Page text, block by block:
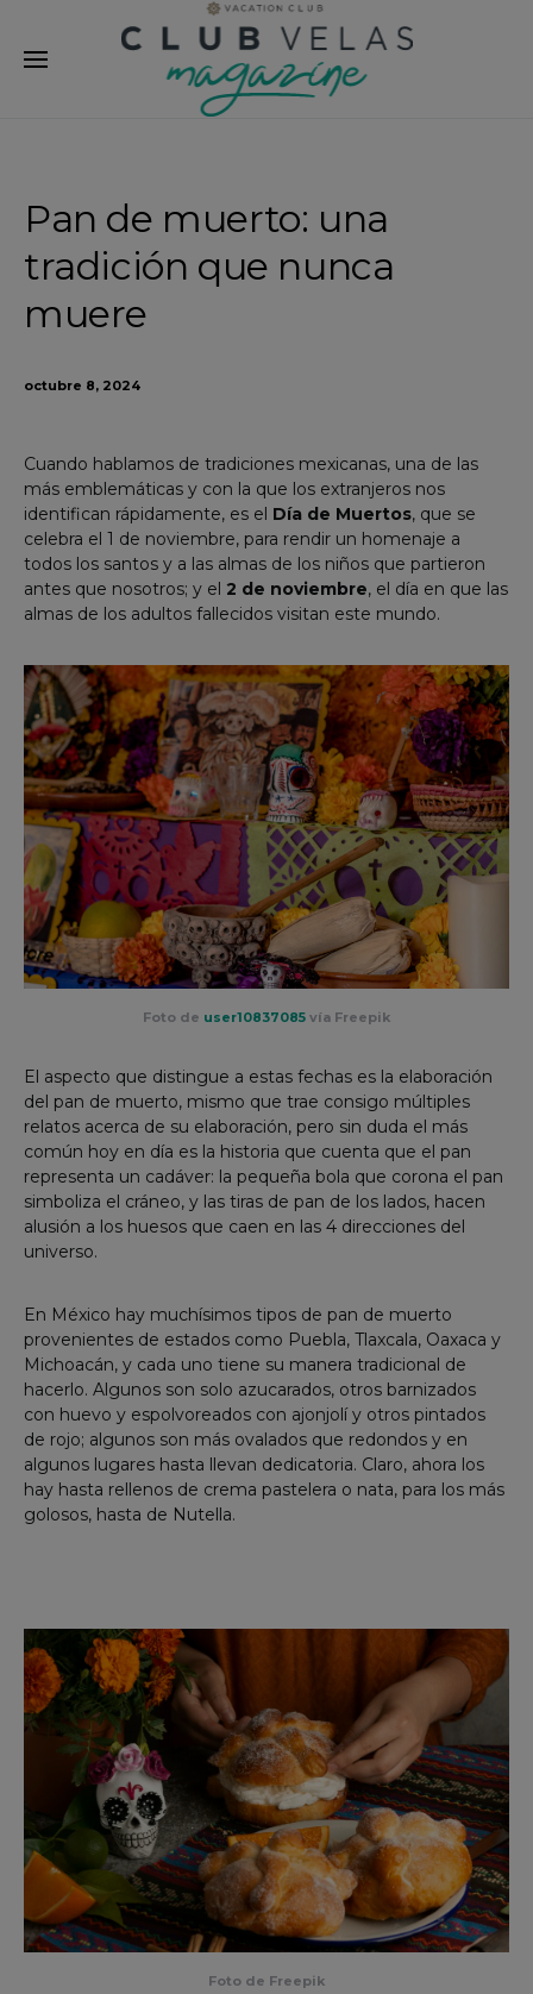
Pan de muerto: una
tradición que nunca
muere
octubre 8, 2024
Cuando hablamos de tradiciones mexicanas, una de las
más emblemáticas y con la que los extranjeros nos
identifican rápidamente, es el Día de Muertos, que se
celebra el 1 de noviembre, para rendir un homenaje a
todos los santos y a las almas de los niños que partieron
antes que nosotros; y el 2 de noviembre, el día en que las
almas de los adultos fallecidos visitan este mundo.
Foto de user10837085 vía Freepik
El aspecto que distingue a estas fechas es la elaboración
del pan de muerto, mismo que trae consigo múltiples
relatos acerca de su elaboración, pero sin duda el más
común hoy en día es la historia que cuenta que el pan
representa un cadáver: la pequeña bola que corona el pan
simboliza el cráneo, y las tiras de pan de los lados, hacen
alusión a los huesos que caen en las 4 direcciones del
universo.
En México hay muchísimos tipos de pan de muerto
provenientes de estados como Puebla, Tlaxcala, Oaxaca y
Michoacán, y cada uno tiene su manera tradicional de
hacerlo. Algunos son solo azucarados, otros barnizados
con huevo y espolvoreados con ajonjolí y otros pintados
de rojo; algunos son más ovalados que redondos y en
algunos lugares hasta llevan dedicatoria. Claro, ahora los
hay hasta rellenos de crema pastelera o nata, para los más
golosos, hasta de Nutella.
Foto de Freepik
modal-check